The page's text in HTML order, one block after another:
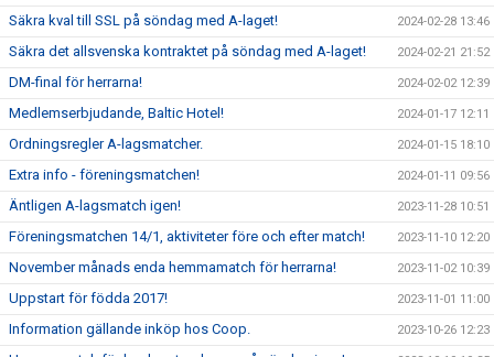
Säkra kval till SSL på söndag med A-laget! 2024-02-28 13:46
Säkra det allsvenska kontraktet på söndag med A-laget! 2024-02-21 21:52
DM-final för herrarna! 2024-02-02 12:39
Medlemserbjudande, Baltic Hotel! 2024-01-17 12:11
Ordningsregler A-lagsmatcher. 2024-01-15 18:10
Extra info - föreningsmatchen! 2024-01-11 09:56
Äntligen A-lagsmatch igen! 2023-11-28 10:51
Föreningsmatchen 14/1, aktiviteter före och efter match! 2023-11-10 12:20
November månads enda hemmamatch för herrarna! 2023-11-02 10:39
Uppstart för födda 2017! 2023-11-01 11:00
Information gällande inköp hos Coop. 2023-10-26 12:23